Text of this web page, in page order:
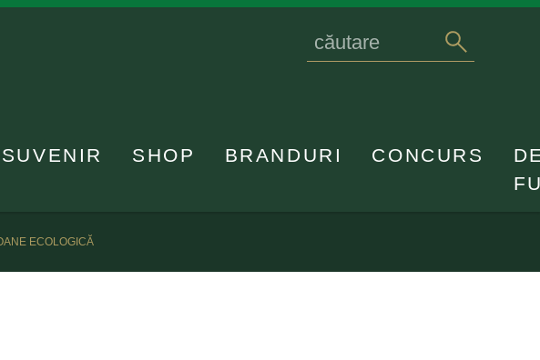
Search
SUVENIR SHOP BRANDURI CONCURS
ECOLOGICĂ